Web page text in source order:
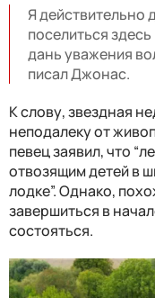
Я
поселиться
дань уважения
писал Джонас.
К слову, звездная
неподалеку от
певец заявил, что
отвозящим детей в
лодке”. Однако,
завершиться в
состояться.